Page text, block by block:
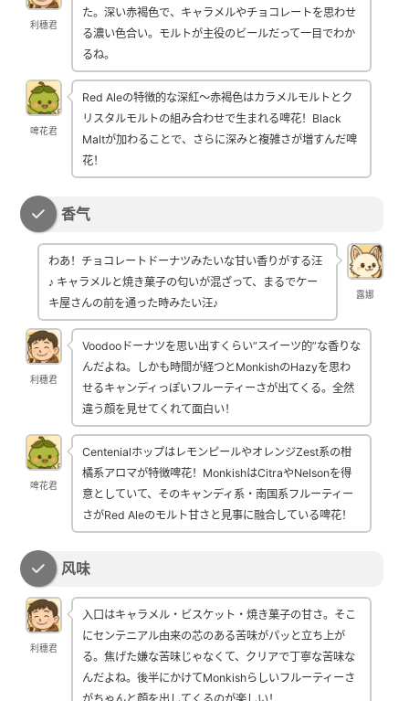
利穗君
た。深い赤褐色で、キャラメルやチョコレートを思わせ
る濃い色合い。モルトが主役のビールだって一目でわか
るね。
啤花君
Red Aleの特徴的な深紅～赤褐色はカラメルモルトとク
リスタルモルトの組み合わせで生まれる啤花！Black
Maltが加わることで、さらに深みと複雑さが増すんだ啤
花！
香气
露娜
わあ！チョコレートドーナツみたいな甘い香りがする汪
♪ キャラメルと焼き菓子の匂いが混ざって、まるでケー
キ屋さんの前を通った時みたい汪♪
利穗君
Voodooドーナツを思い出すくらい”スイーツ的”な香りな
んだよね。しかも時間が経つとMonkishのHazyを思わ
せるキャンディっぽいフルーティーさが出てくる。全然
違う顔を見せてくれて面白い！
啤花君
CentenialホップはレモンピールやオレンジZest系の柑
橘系アロマが特徴啤花！MonkishはCitraやNelsonを得
意としていて、そのキャンディ系・南国系フルーティー
さがRed Aleのモルト甘さと見事に融合している啤花！
风味
利穗君
入口はキャラメル・ビスケット・焼き菓子の甘さ。そこ
にセンテニアル由来の芯のある苦味がパッと立ち上が
る。焦げた嫌な苦味じゃなくて、クリアで丁寧な苦味な
んだよね。後半にかけてMonkishらしいフルーティーさ